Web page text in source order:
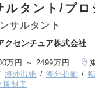
ルタント/プロ
サルタント
クセンチュア株式会社
万円 ～ 2499万円
海外出張 海外折衝
援制度